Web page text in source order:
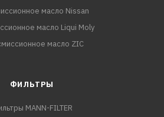
масло Nissan
масло Liqui Moly
масло ZIC
ФИЛЬТРЫ
MANN-FILTER